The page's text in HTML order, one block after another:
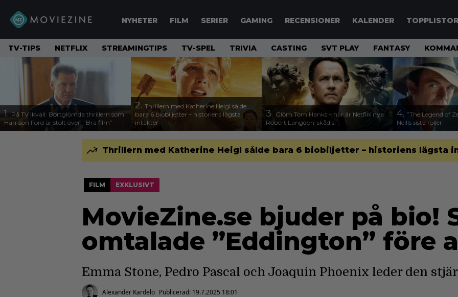
NYHETER FILM SERIER GAMING RECENSIONER KALENDER TOPPLISTOR
TV-TIPS NETFLIX STREAMINGTIPS TV-SPEL TRIVIA CASTING SVT PLAY FANTASY
1. På TV ikväll: Bortglömda thrillern som
Harrison Ford är stolt över: ”Bra film”
2. Thrillern med Katherine Heigl sålde
bara 6 biobiljetter – historiens lägsta
intäkter
3. Glöm Tom Hanks – här är Netflix nya
Robert Langdon-skådis
4. ”The Legend of
Neills sista roller
Thrillern med Katherine Heigl sålde bara 6 biobiljetter – historiens lägsta
FILM EXKLUSIVT
MovieZine.se bjuder på bio!
omtalade ”Eddington” före
Emma Stone, Pedro Pascal och Joaquin Phoenix leder den
Alexander Kardelo Publicerad: 19.7.2025 18:01